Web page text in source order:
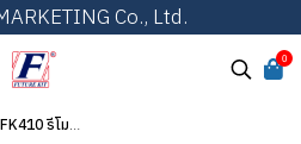
Co., Ltd.
0
FK410 รีโมทอินฟาเรด 25 ฟุต 1 ช่อง, รับและส่ง